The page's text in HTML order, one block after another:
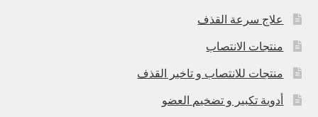
علاج سرعة القذف
منتجات الانتصاب
منتجات للانتصاب و تاخير القذف
أدوية تكبير و تضخيم العضو